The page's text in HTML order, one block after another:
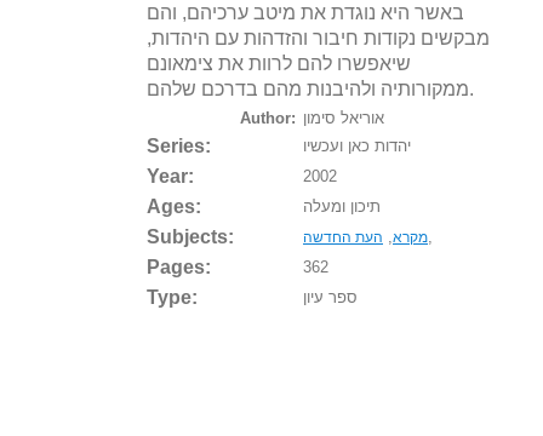
באשר היא נוגדת את מיטב ערכיהם, והם
מבקשים נקודות חיבור והזדהות עם היהדות,
שיאפשרו להם לרוות את צימאונם
ממקורותיה ולהיבנות מהם בדרכם שלהם.
Author: אוריאל סימון
Series: יהדות כאן ועכשיו
Year: 2002
Ages: תיכון ומעלה
Subjects: מקרא, העת החדשה ,
Pages: 362
Type: ספר עיון